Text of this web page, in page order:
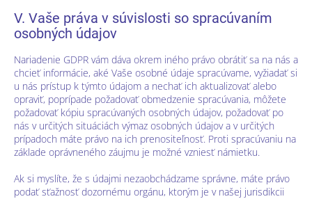
V. Vaše práva v súvislosti so spracúvaním
osobných údajov
Nariadenie GDPR vám dáva okrem iného právo obrátiť sa na nás a
chcieť informácie, aké Vaše osobné údaje spracúvame, vyžiadať si
u nás prístup k týmto údajom a nechať ich aktualizovať alebo
opraviť, poprípade požadovať obmedzenie spracúvania, môžete
požadovať kópiu spracúvaných osobných údajov, požadovať po
nás v určitých situáciách výmaz osobných údajov a v určitých
prípadoch máte právo na ich prenositeľnosť. Proti spracúvaniu na
základe oprávneného záujmu je možné vzniesť námietku.
Ak si myslíte, že s údajmi nezaobchádzame správne, máte právo
podať sťažnosť dozornému orgánu, ktorým je v našej jurisdikcii